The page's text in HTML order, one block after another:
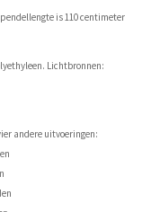
is 110 centimeter
Lichtbronnen:
andere uitvoeringen: